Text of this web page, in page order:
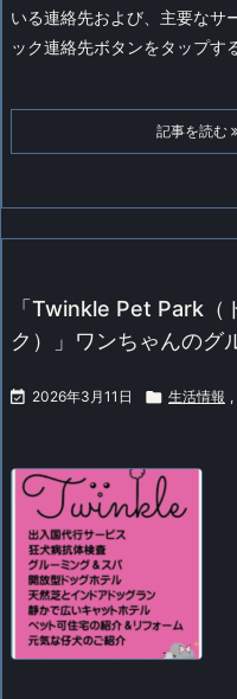
いる連絡先および、主要なサ
ック連絡先ボタンをタップす
記事を読む
「Twinkle Pet Park（
ク）」ワンちゃんのグ
 2026年3月11日  生活情報 ,